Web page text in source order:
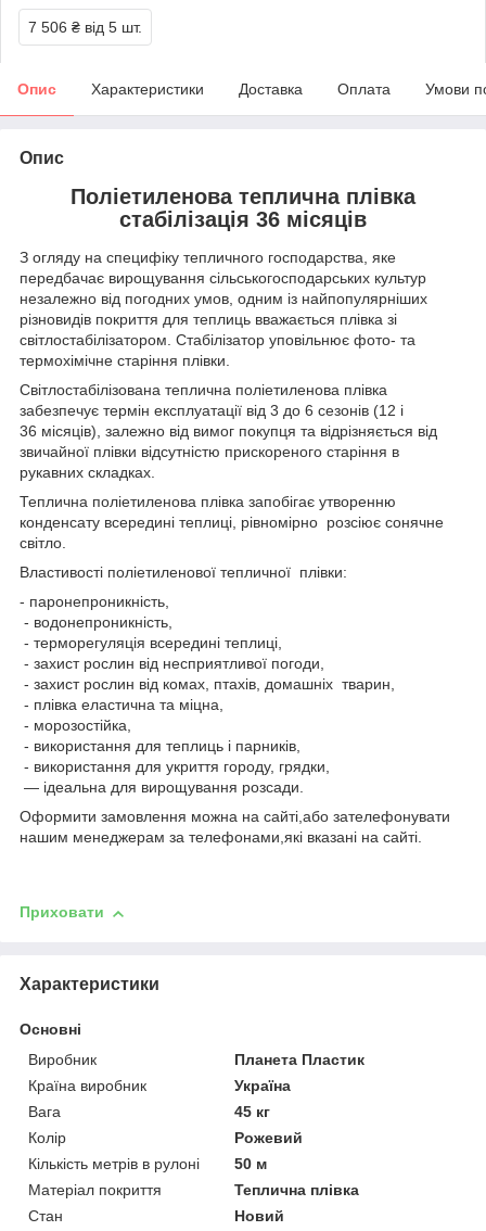
7 506 ₴ від 5 шт.
Опис Характеристики Доставка Оплата Умови
Опис
Поліетиленова теплична плівка
стабілізація 36 місяців
З огляду на специфіку тепличного господарства, яке
передбачає вирощування сільськогосподарських культур
незалежно від погодних умов, одним із найпопулярніших
різновидів покриття для теплиць вважається плівка зі
світлостабілізатором. Стабілізатор уповільнює фото- та
термохімічне старіння плівки.
Світлостабілізована теплична поліетиленова плівка
забезпечує термін експлуатації від 3 до 6 сезонів (12 і
36 місяців), залежно від вимог покупця та відрізняється від
звичайної плівки відсутністю прискореного старіння в
рукавних складках.
Теплична поліетиленова плівка запобігає утворенню
конденсату всередині теплиці, рівномірно розсіює сонячне
світло.
Властивості поліетиленової тепличної плівки:
- паронепроникність,
- водонепроникність,
- терморегуляція всередині теплиці,
- захист рослин від несприятливої погоди,
- захист рослин від комах, птахів, домашніх тварин,
- плівка еластична та міцна,
- морозостійка,
- використання для теплиць і парників,
- використання для укриття городу, грядки,
— ідеальна для вирощування розсади.
Оформити замовлення можна на сайті,або зателефонувати
нашим менеджерам за телефонами,які вказані на сайті.
Приховати
Характеристики
Основні
Виробник
Планета Пластик
Країна виробник
Україна
Вага
45 кг
Колір
Рожевий
Кількість метрів в рулоні
50 м
Матеріал покриття
Теплична плівка
Стан
Новий